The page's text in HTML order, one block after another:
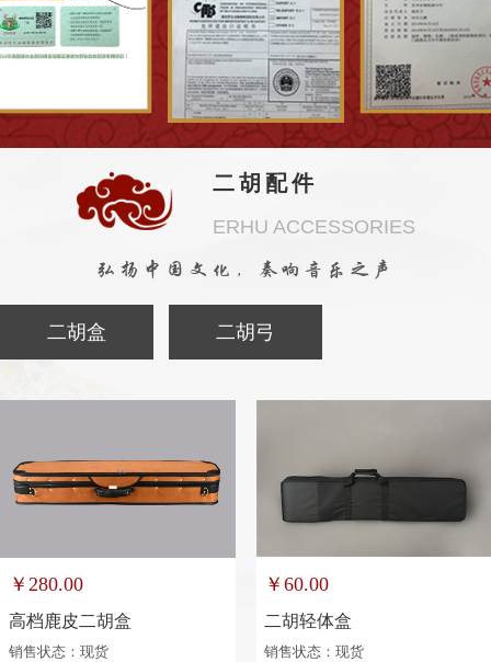
二胡配件
ERHU ACCESSORIES
弘扬中国文化，奏响音乐之声
二胡盒 二胡弓
￥280.00
高档鹿皮二胡盒
销售状态：现货
￥60.00
二胡轻体盒
销售状态：现货